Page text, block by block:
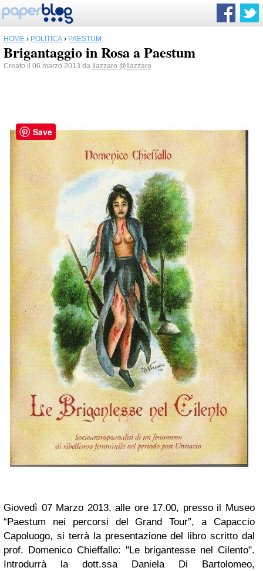
HOME › POLITICA › PAESTUM
Brigantaggio in Rosa a Paestum
Creato il 06 marzo 2013 da Ilazzaro @Ilazzaro
Giovedì 07 Marzo 2013, alle ore 17.00, presso il Museo
“Paestum nei percorsi del Grand Tour”, a Capaccio
Capoluogo, si terrà la presentazione del libro scritto dal
prof. Domenico Chieffallo: "Le brigantesse nel Cilento".
Introdurrà la dott.ssa Daniela Di Bartolomeo,
Save